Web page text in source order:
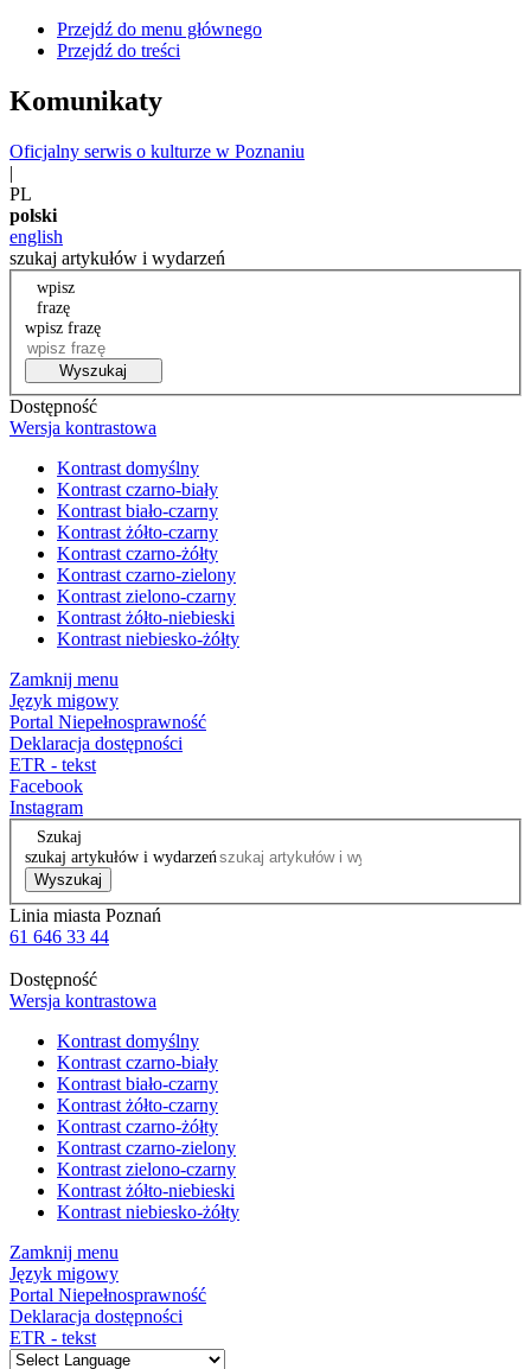
Przejdź do menu głównego
Przejdź do treści
Komunikaty
Oficjalny serwis o kulturze w Poznaniu
|
PL
polski
english
szukaj artykułów i wydarzeń
wpisz
frazę
wpisz frazę
Wyszukaj
Dostępność
Wersja kontrastowa
Kontrast domyślny
Kontrast czarno-biały
Kontrast biało-czarny
Kontrast żółto-czarny
Kontrast czarno-żółty
Kontrast czarno-zielony
Kontrast zielono-czarny
Kontrast żółto-niebieski
Kontrast niebiesko-żółty
Zamknij menu
Język migowy
Portal Niepełnosprawność
Deklaracja dostępności
ETR - tekst
Facebook
Instagram
Szukaj
szukaj artykułów i wydarzeń
Wyszukaj
Linia miasta Poznań
61 646 33 44
Dostępność
Wersja kontrastowa
Kontrast domyślny
Kontrast czarno-biały
Kontrast biało-czarny
Kontrast żółto-czarny
Kontrast czarno-żółty
Kontrast czarno-zielony
Kontrast zielono-czarny
Kontrast żółto-niebieski
Kontrast niebiesko-żółty
Zamknij menu
Język migowy
Portal Niepełnosprawność
Deklaracja dostępności
ETR - tekst